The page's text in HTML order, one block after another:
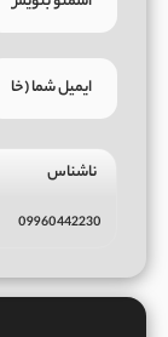
ناشناس
09960442230